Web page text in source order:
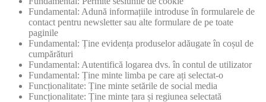
Fundamental: Adună informațiile introduse în formularele de
contact pentru newsletter sau alte formulare de pe toate
paginile
Fundamental: Ține evidența produselor adăugate în coșul de
cumpărături
Fundamental: Autentifică logarea dvs. în contul de utilizator
Fundamental: Ține minte limba pe care ați selectat-o
Funcționalitate: Ține minte setările de social media
Funcționalitate: Ține minte țara și regiunea selectată